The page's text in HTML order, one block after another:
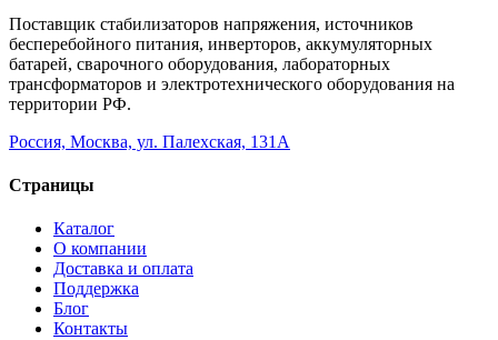
Поставщик стабилизаторов напряжения, источников
бесперебойного питания, инверторов, аккумуляторных
батарей, сварочного оборудования, лабораторных
трансформаторов и электротехнического оборудования на
территории РФ.
Россия, Москва, ул. Палехская, 131А
Страницы
Каталог
О компании
Доставка и оплата
Поддержка
Блог
Контакты